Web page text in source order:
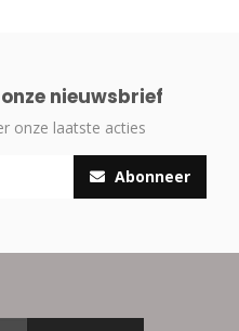
nieuwsbrief
onze laatste acties
Abonneer